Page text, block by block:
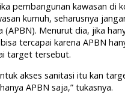
pembangunan kawasan di
kumuh, seharusnya
(APBN). Menurut dia, jika
tercapai karena APBN
target tersebut.
akses sanitasi itu kan
APBN saja,” tukasnya.